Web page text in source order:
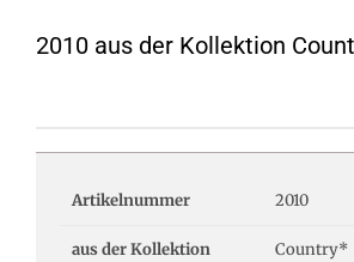
2010 aus der Kollektion
Artikelnummer 2010
aus der Kollektion Country*